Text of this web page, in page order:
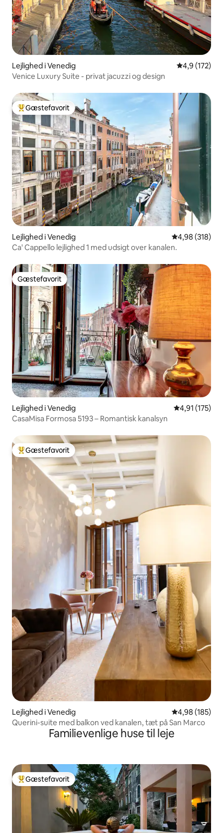
Lejlighed i Venedig 4,9 ud af 5 i
4,9 (172)
Venice Luxury Suite - privat jacuzzi og design
Bedste gæstefavorit
Gæstefavorit
Lejlighed i Venedig 4,98 ud af 5 i
4,98 (318)
Ca' Cappello lejlighed 1 med udsigt over kanalen.
Gæstefavorit
Gæstefavorit
Lejlighed i Venedig 4,91 ud af 5 i
4,91 (175)
CasaMisa Formosa 5193 – Romantisk kanalsyn
Bedste gæstefavorit
Gæstefavorit
Lejlighed i Venedig 4,98 ud af 5 i
4,98 (185)
Querini-suite med balkon ved kanalen, tæt på San Marco
Familievenlige huse til leje
Bedste gæstefavorit
Gæstefavorit